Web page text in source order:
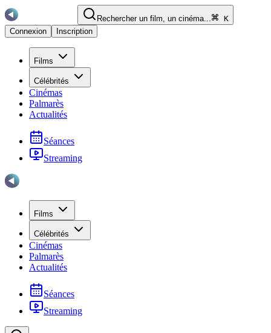
Rechercher un film, un cinéma...
K
Connexion
Inscription
Films
Célébrités
Cinémas
Palmarès
Actualités
Séances
Streaming
Films
Célébrités
Cinémas
Palmarès
Actualités
Séances
Streaming